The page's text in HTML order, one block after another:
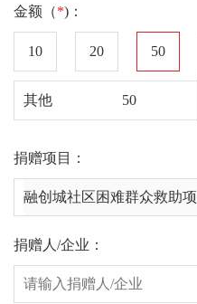
金额（*)：
10 20 50
其他
捐赠项目：
捐赠人/企业：